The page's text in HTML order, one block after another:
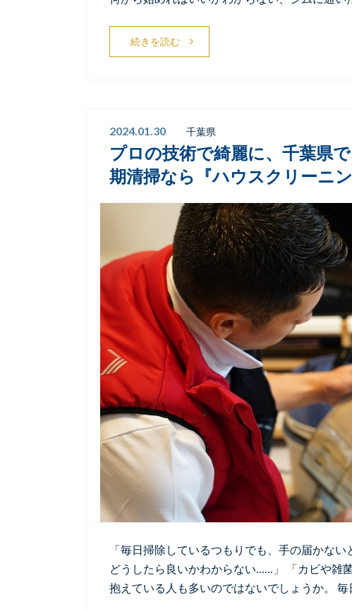
続きを読む
2024.01.30 千葉県
プロの技術で綺麗に、千葉県
期清掃なら『ハウスクリーニ
「毎日掃除しているつもりでも、手の届かな
どうしたら良いかわからない……」 「カビや雑
抱えている人も多いのではないでしょうか。